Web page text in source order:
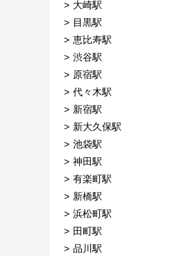
大崎駅
目黒駅
恵比寿駅
渋谷駅
原宿駅
代々木駅
新宿駅
新大久保駅
池袋駅
神田駅
有楽町駅
新橋駅
浜松町駅
田町駅
品川駅